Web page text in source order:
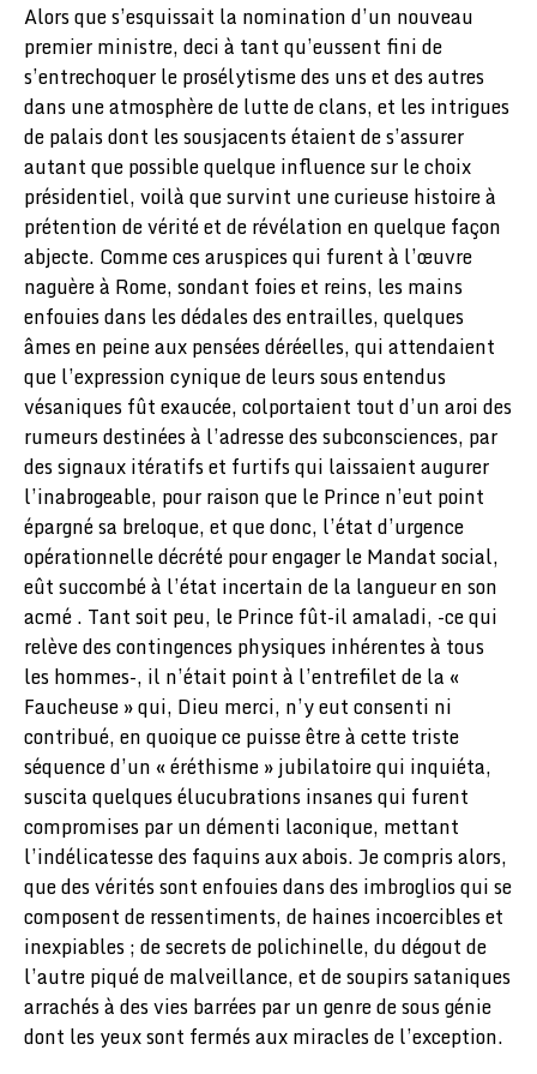
Alors que s’esquissait la nomination d’un nouveau
premier ministre, deci à tant qu’eussent fini de
s’entrechoquer le prosélytisme des uns et des autres
dans une atmosphère de lutte de clans, et les intrigues
de palais dont les sousjacents étaient de s’assurer
autant que possible quelque influence sur le choix
présidentiel, voilà que survint une curieuse histoire à
prétention de vérité et de révélation en quelque façon
abjecte. Comme ces aruspices qui furent à l’œuvre
naguère à Rome, sondant foies et reins, les mains
enfouies dans les dédales des entrailles, quelques
âmes en peine aux pensées déréelles, qui attendaient
que l’expression cynique de leurs sous entendus
vésaniques fût exaucée, colportaient tout d’un aroi des
rumeurs destinées à l’adresse des subconsciences, par
des signaux itératifs et furtifs qui laissaient augurer
l’inabrogeable, pour raison que le Prince n’eut point
épargné sa breloque, et que donc, l’état d’urgence
opérationnelle décrété pour engager le Mandat social,
eût succombé à l’état incertain de la langueur en son
acmé . Tant soit peu, le Prince fût-il amaladi, -ce qui
relève des contingences physiques inhérentes à tous
les hommes-, il n’était point à l’entrefilet de la «
Faucheuse » qui, Dieu merci, n’y eut consenti ni
contribué, en quoique ce puisse être à cette triste
séquence d’un « éréthisme » jubilatoire qui inquiéta,
suscita quelques élucubrations insanes qui furent
compromises par un démenti laconique, mettant
l’indélicatesse des faquins aux abois. Je compris alors,
que des vérités sont enfouies dans des imbroglios qui se
composent de ressentiments, de haines incoercibles et
inexpiables ; de secrets de polichinelle, du dégout de
l’autre piqué de malveillance, et de soupirs sataniques
arrachés à des vies barrées par un genre de sous génie
dont les yeux sont fermés aux miracles de l’exception.